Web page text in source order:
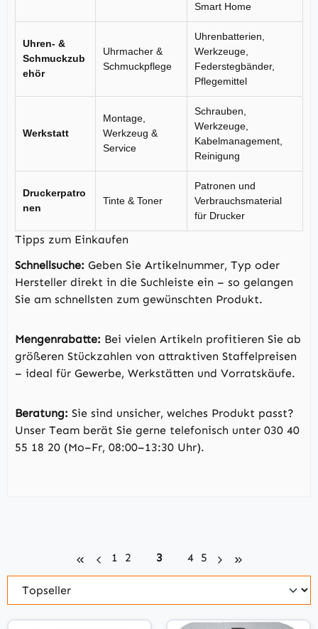
Smart Home
Uhren- &
Schmuckzub
ehör
Uhrmacher &
Schmuckpflege
Uhrenbatterien,
Werkzeuge,
Federstegbänder,
Pflegemittel
Werkstatt
Montage,
Werkzeug &
Service
Schrauben,
Werkzeuge,
Kabelmanagement,
Reinigung
Druckerpatro
nen
Tinte & Toner
Patronen und
Verbrauchsmaterial
für Drucker
Tipps zum Einkaufen
Schnellsuche: Geben Sie Artikelnummer, Typ oder
Hersteller direkt in die Suchleiste ein – so gelangen
Sie am schnellsten zum gewünschten Produkt.
Mengenrabatte: Bei vielen Artikeln profitieren Sie ab
größeren Stückzahlen von attraktiven Staffelpreisen
– ideal für Gewerbe, Werkstätten und Vorratskäufe.
Beratung: Sie sind unsicher, welches Produkt passt?
Unser Team berät Sie gerne telefonisch unter 030 40
55 18 20 (Mo–Fr, 08:00–13:30 Uhr).
Seite
1 Seite
2 Seite
3 Seite
4 Seite
5